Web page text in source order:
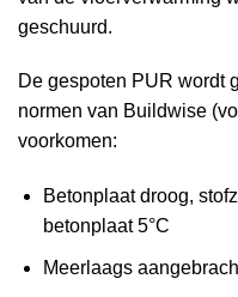
geschuurd.
De gespoten PUR wordt
normen van Buildwise
voorkomen:
Betonplaat droog,
betonplaat 5°C
Meerlaags